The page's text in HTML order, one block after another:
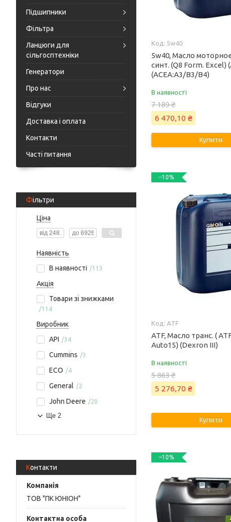
Підшипники
Фільтра
Ланцюги для
сільгосптехніки
Генератори
Про нас
Відгуки
Доставка і оплата
Контакти
Часті питання
Фільтри
Ціна
Наявність
В наявності
113
Акція
Товари зі знижками
114
Виробник
API
34
Cummins 3
ECO 4
General 2
John Deere 20
Ще 2
Контакти
ТОВ "ПК ЮНІОН"
5w40
5w40, Масло
синт. (Q8 Form. Excel)
(ACEA:A3/B3/B4)
В наявності
7 189 ₴
6 470,10 ₴
Купити
–10%
ATF
ATF, Масло транс. (
Auto15) (Dexron III)
В наявності
5 863 ₴
5 276,70 ₴
Купити
–10%